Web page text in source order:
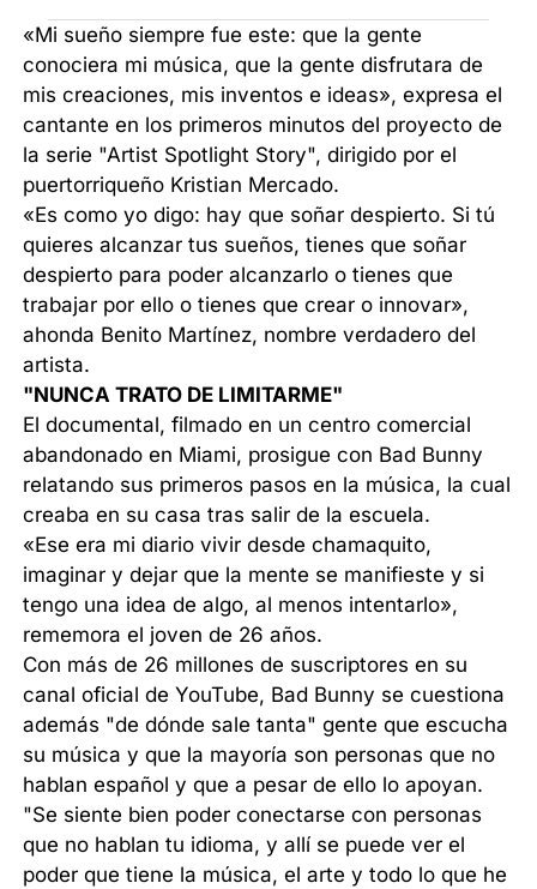
«Mi sueño siempre fue este: que la gente
conociera mi música, que la gente disfrutara de
mis creaciones, mis inventos e ideas», expresa el
cantante en los primeros minutos del proyecto de
la serie "Artist Spotlight Story", dirigido por el
puertorriqueño Kristian Mercado.
«Es como yo digo: hay que soñar despierto. Si tú
quieres alcanzar tus sueños, tienes que soñar
despierto para poder alcanzarlo o tienes que
trabajar por ello o tienes que crear o innovar»,
ahonda Benito Martínez, nombre verdadero del
artista.
"NUNCA TRATO DE LIMITARME"
El documental, filmado en un centro comercial
abandonado en Miami, prosigue con Bad Bunny
relatando sus primeros pasos en la música, la cual
creaba en su casa tras salir de la escuela.
«Ese era mi diario vivir desde chamaquito,
imaginar y dejar que la mente se manifieste y si
tengo una idea de algo, al menos intentarlo»,
rememora el joven de 26 años.
Con más de 26 millones de suscriptores en su
canal oficial de YouTube, Bad Bunny se cuestiona
además "de dónde sale tanta" gente que escucha
su música y que la mayoría son personas que no
hablan español y que a pesar de ello lo apoyan.
"Se siente bien poder conectarse con personas
que no hablan tu idioma, y allí se puede ver el
poder que tiene la música, el arte y todo lo que he